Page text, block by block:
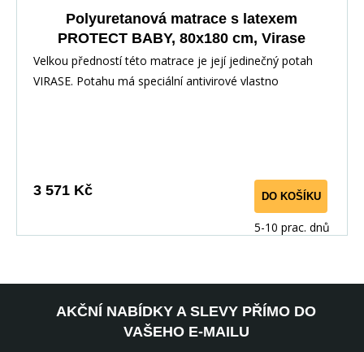
Polyuretanová matrace s latexem
PROTECT BABY, 80x180 cm, Virase
Velkou předností této matrace je její jedinečný potah
VIRASE. Potahu má speciální antivirové vlastno
3 571 Kč DO KOŠÍKU
5-10 prac. dnů
AKČNÍ NABÍDKY A SLEVY PŘÍMO DO
VAŠEHO E-MAILU